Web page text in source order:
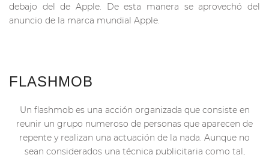
debajo del de Apple. De esta manera se aprovechó del
anuncio de la marca mundial Apple.
FLASHMOB
Un flashmob es una acción organizada que consiste en
reunir un grupo numeroso de personas que aparecen de
repente y realizan una actuación de la nada. Aunque no
sean considerados una técnica publicitaria como tal,